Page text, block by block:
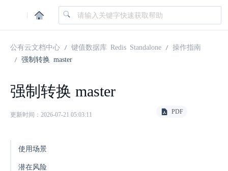
|
公有云文档中心 键值数据库 Redis Standalone
操作指南
强制转换 master
强制转换 master
更新时间：2026-07-21 05:03:11 PDF
使用场景
潜在风险